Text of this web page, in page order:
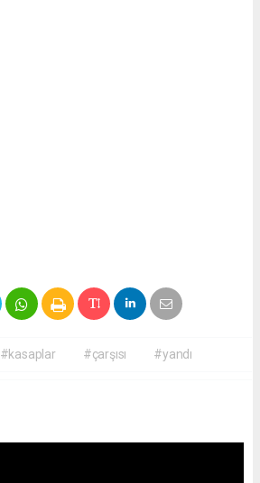
#kasaplar #çarşısı #yandı